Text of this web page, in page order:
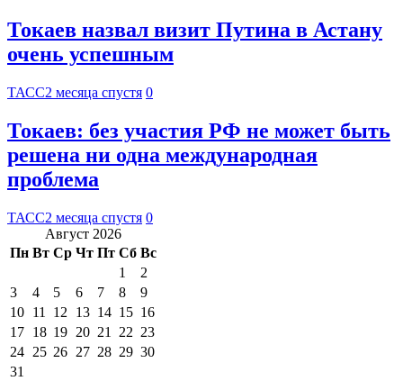
Токаев назвал визит Путина в Астану
очень успешным
ТАСС2 месяца спустя 0
Токаев: без участия РФ не может быть
решена ни одна международная
проблема
ТАСС2 месяца спустя 0
Август 2026
Пн Вт Ср Чт Пт Сб Вс
1
2
3
4 5 6 7 8
9
10 11 12 13 14 15 16
17 18 19 20 21 22 23
24 25 26 27 28 29 30
31